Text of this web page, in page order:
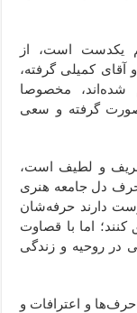
یکدست است، از
کمیلی گرفته،
شده‌‌اند، مخصوصا
صورت گرفته و سعی
ظریف و لطیف است،
دل جامعه هنری
دارند حرفه‌شان
کنند؛ اما با قصاوت
در روحیه و زندگی
و اعترافات و